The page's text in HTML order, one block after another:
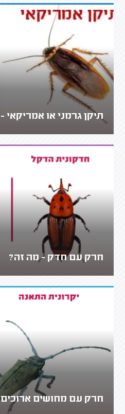
תיקן גרמני או אמריקאי
חרק עם חדק - מה זה?
חרק עם מחושים